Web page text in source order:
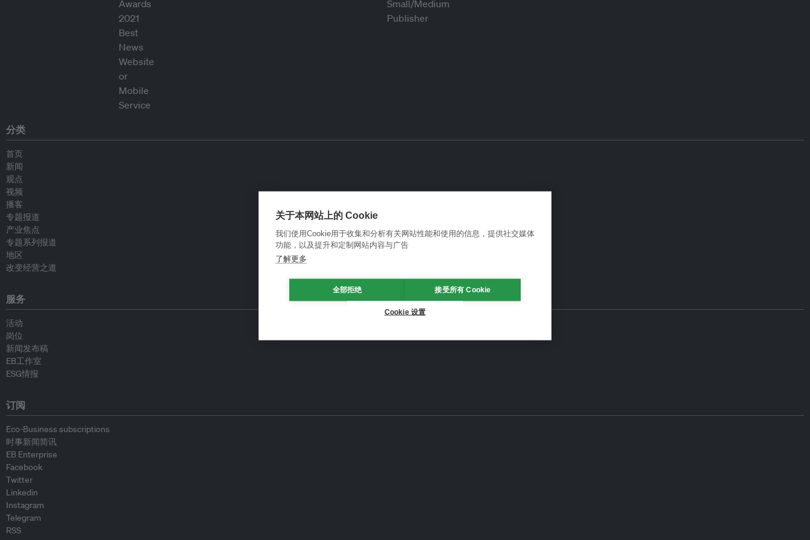
分类
首页
新闻
观点
视频
播客
专题报道
产业焦点
专题系列报道
地区
改变经营之道
服务
活动
岗位
新闻发布稿
EB工作室
ESG情报
订阅
Eco-Business subscriptions
时事新闻简讯
EB Enterprise
Facebook
Twitter
Linkedin
Instagram
Telegram
RSS
关于本网站上的 Cookie
我们使用Cookie用于收集和分析有关网站性能和使用的信息，提供社交媒体
功能，以及提升和定制网站内容与广告
了解更多
全部拒绝 接受所有 Cookie
Cookie 设置